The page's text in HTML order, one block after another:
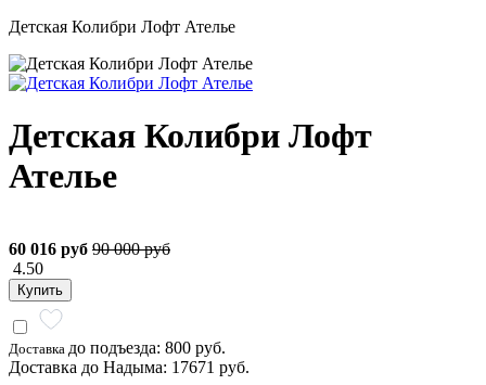
Детская Колибри Лофт Ателье
Детская Колибри Лофт
Ателье
60 016 руб 90 000 руб
4.50
Купить
Доставка до подъезда: 800 руб.
Доставка до Надыма: 17671 руб.